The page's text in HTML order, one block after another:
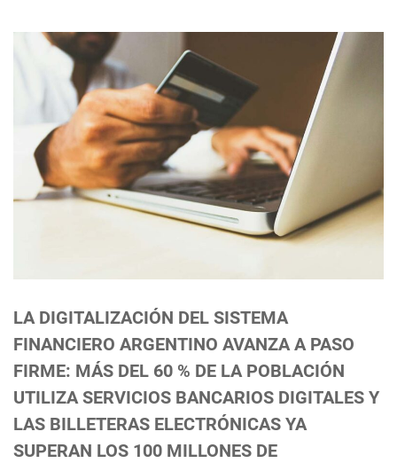
LA DIGITALIZACIÓN DEL SISTEMA
FINANCIERO ARGENTINO AVANZA A PASO
FIRME: MÁS DEL 60 % DE LA POBLACIÓN
UTILIZA SERVICIOS BANCARIOS DIGITALES Y
LAS BILLETERAS ELECTRÓNICAS YA
SUPERAN LOS 100 MILLONES DE